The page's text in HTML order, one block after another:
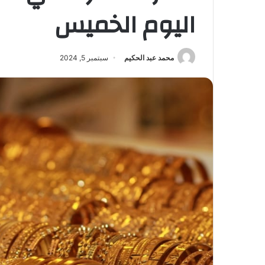
اليوم الخميس
محمد عبد الحكيم سبتمبر 5, 2024